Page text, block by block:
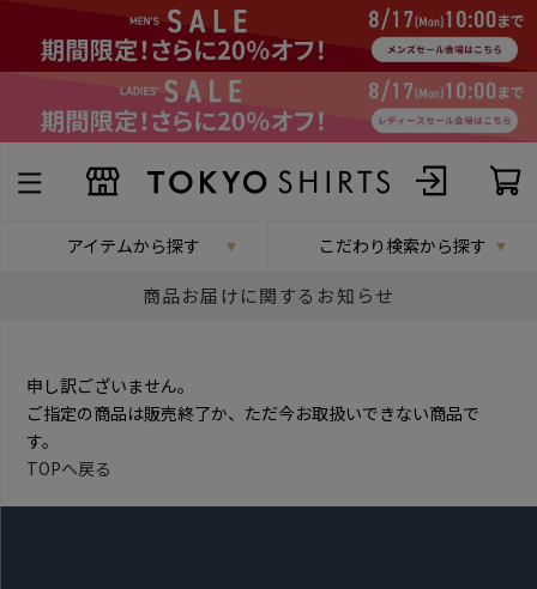
アイテムから探す こだわり検索から探す
商品お届けに関するお知らせ
申し訳ございません。
ご指定の商品は販売終了か、ただ今お取扱いできない商品で
す。
TOPへ戻る